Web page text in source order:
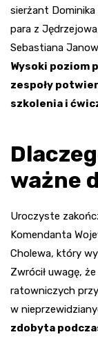
sierżant Dominika
para z
Sebastiana
Wysoki poziom
zespoły
szkolenia i
ważne
Uroczyste
Komendanta
Cholewa, który
Zwrócił uwagę,
ratowniczych
w
zdobyta